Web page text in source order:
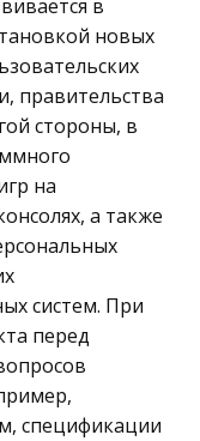
зарубежных
дравидов
жизни,
Первые
ценовой
в
новых
правительства
стороны, в
на
а также
систем. При
перед
спецификации